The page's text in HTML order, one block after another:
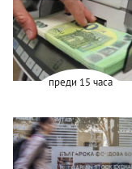
преди 15 часа